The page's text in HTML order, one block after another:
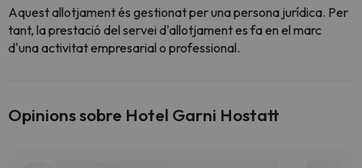
Aquest allotjament és gestionat per una persona jurídica. Per
tant, la prestació del servei d'allotjament es fa en el marc
d'una activitat empresarial o professional.
Opinions sobre Hotel Garni Hostatt